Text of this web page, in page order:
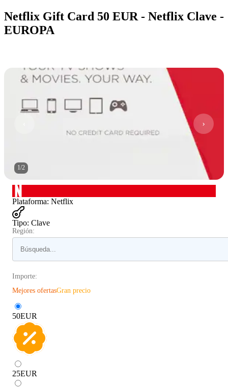
Netflix Gift Card 50 EUR - Netflix Clave -
EUROPA
1/2
Plataforma: Netflix
Tipo: Clave
Región:
Importe:
Mejores ofertasGran precio
50EUR
25EUR